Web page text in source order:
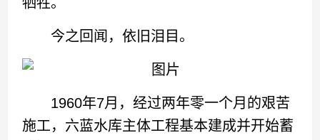
今之回闻，依旧泪目。
1960年7月，经过两年零一个月的艰苦
施工，六蓝水库主体工程基本建成并开始蓄